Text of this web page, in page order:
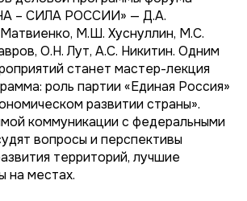
– СИЛА РОССИИ» — Д.А.
М.Ш. Хуснуллин, М.С.
О.Н. Лут, А.С. Никитин. Одним
станет мастер-лекция
роль партии «Единая Россия»
развитии страны».
коммуникации с федеральными
вопросы и перспективы
территорий, лучшие
на местах.